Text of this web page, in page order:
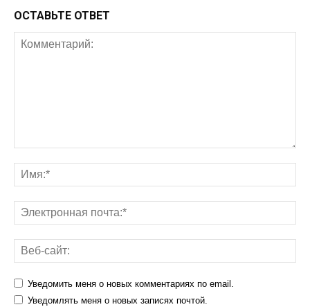
ОСТАВЬТЕ ОТВЕТ
Уведомить меня о новых комментариях по email.
Уведомлять меня о новых записях почтой.